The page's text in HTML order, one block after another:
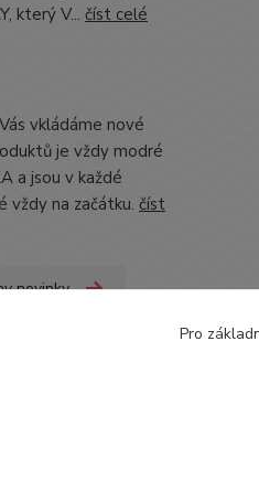
který V... číst celé
vkládáme nové
je vždy modré
a jsou v každé
vždy na začátku. číst
novinky
Pro